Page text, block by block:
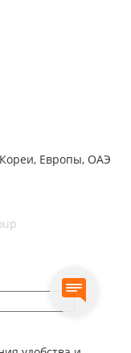
Европы, ОАЭ